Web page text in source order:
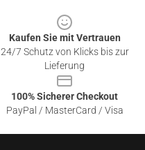
Kaufen Sie mit Vertrauen
24/7 Schutz von Klicks bis zur
Lieferung
100% Sicherer Checkout
PayPal / MasterCard / Visa